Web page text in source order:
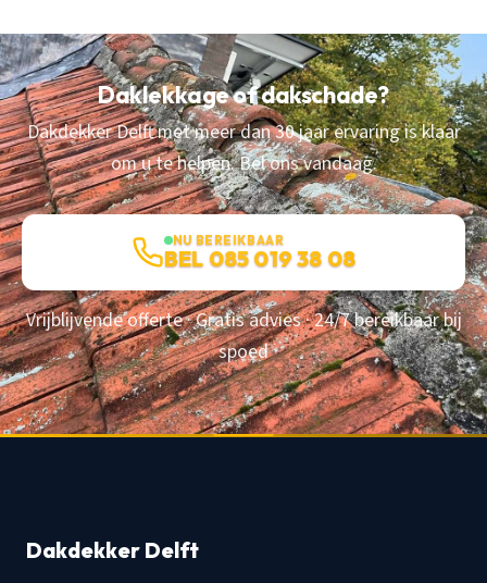
Daklekkage of dakschade?
Dakdekker Delft met meer dan 30 jaar ervaring is klaar
om u te helpen. Bel ons vandaag.
NU BEREIKBAAR
BEL 085 019 38 08
Vrijblijvende offerte · Gratis advies · 24/7 bereikbaar bij
spoed
Dakdekker Delft